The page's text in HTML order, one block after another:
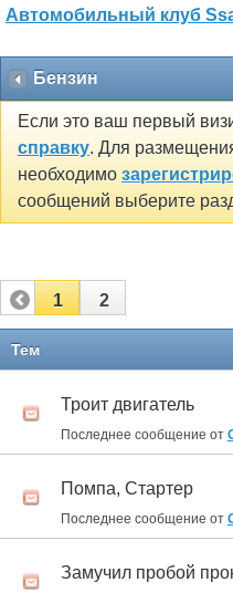
Автомобильный клуб
Бензин
Если это ваш первый
справку. Для
необходимо
сообщений выберите
1 2
Тем
Троит двигатель
Последнее сообщение от
Помпа, Стартер
Последнее сообщение от
Замучил пробой